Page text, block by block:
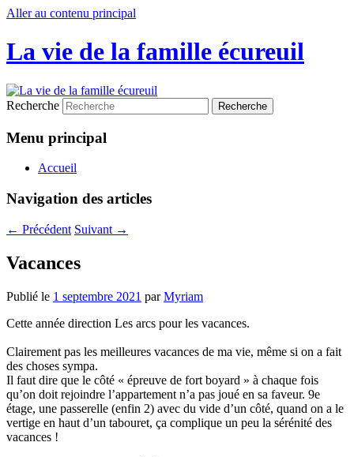
Aller au contenu principal
La vie de la famille écureuil
Recherche
Menu principal
Accueil
Navigation des articles
← Précédent Suivant →
Vacances
Publié le 1 septembre 2021 parMyriam
Cette année direction Les arcs pour les vacances.
Clairement pas les meilleures vacances de ma vie, même si on a fait
des choses sympa.
Il faut dire que le côté « épreuve de fort boyard » à chaque fois
qu’on doit rejoindre l’appartement n’a pas joué en sa faveur. 9e
étage, une passerelle (enfin 2) avec du vide d’un côté, quand on a le
vertige en haut d’un tabouret, ça complique un peu la sérénité des
vacances !